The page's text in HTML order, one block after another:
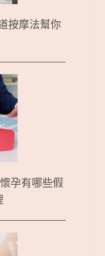
按摩法幫你
孕有哪些假